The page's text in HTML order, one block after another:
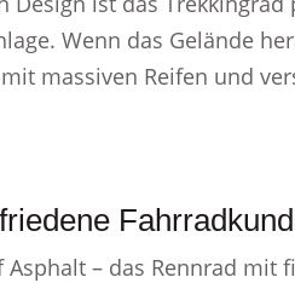
Wenn das Gelände
massiven Reifen und
– das Rennrad mit